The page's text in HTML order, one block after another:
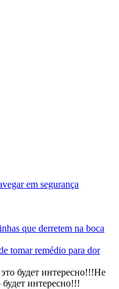
em segurança
que derretem na boca
tomar remédio para dor
будет интересно!!!Не
будет интересно!!!